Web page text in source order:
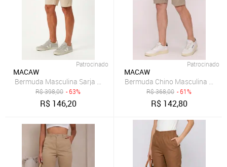
Patrocinado
MACAW
R$398,00 - 63%
R$ 146,20
Patrocinado
MACAW
R$368,00 - 61%
R$ 142,80